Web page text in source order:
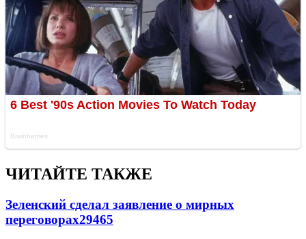
ЧИТАЙТЕ ТАКЖЕ
Зеленский сделал заявление о мирных
переговорах29465